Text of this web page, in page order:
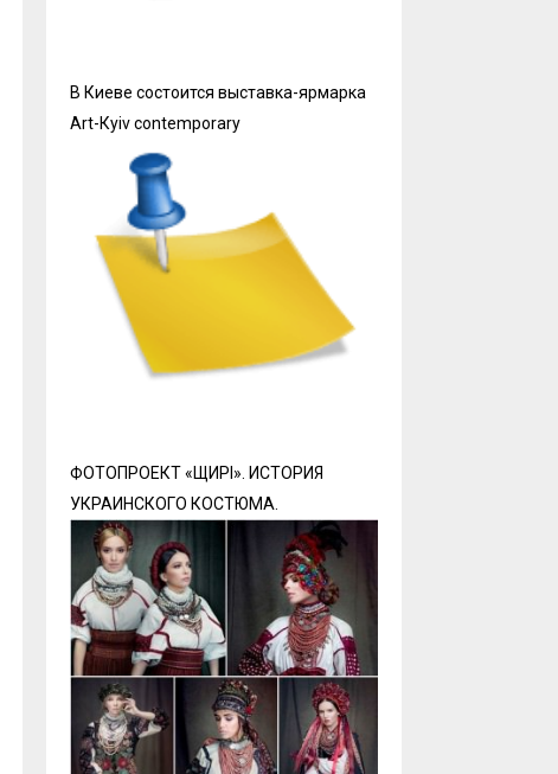
В Киеве состоится выставка-ярмарка
Art-Кyiv contemporary
ФОТОПРОЕКТ «ЩИРI». ИСТОРИЯ
УКРАИНСКОГО КОСТЮМА.